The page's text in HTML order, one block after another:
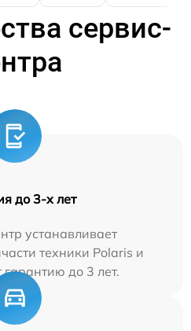
сервис-
до 3-х лет
устанавливает
техники Polaris и
гарантию до 3 лет.